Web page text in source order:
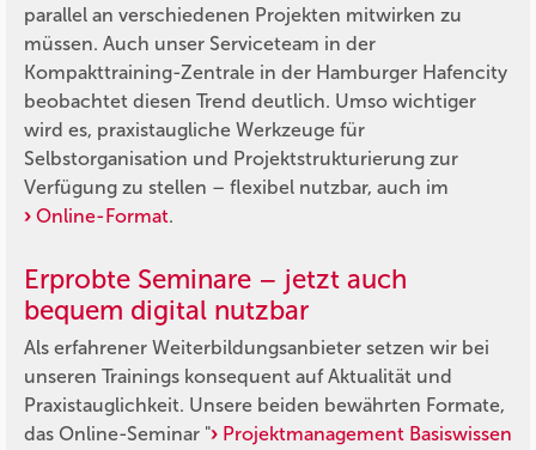
parallel an verschiedenen Projekten mitwirken zu
müssen. Auch unser Serviceteam in der
Kompakttraining-Zentrale in der Hamburger Hafencity
beobachtet diesen Trend deutlich. Umso wichtiger
wird es, praxistaugliche Werkzeuge für
Selbstorganisation und Projektstrukturierung zur
Verfügung zu stellen – flexibel nutzbar, auch im
Online-Format.
Erprobte Seminare – jetzt auch
bequem digital nutzbar
Als erfahrener Weiterbildungsanbieter setzen wir bei
unseren Trainings konsequent auf Aktualität und
Praxistauglichkeit. Unsere beiden bewährten Formate,
das Online-Seminar "
Projektmanagement Basiswissen